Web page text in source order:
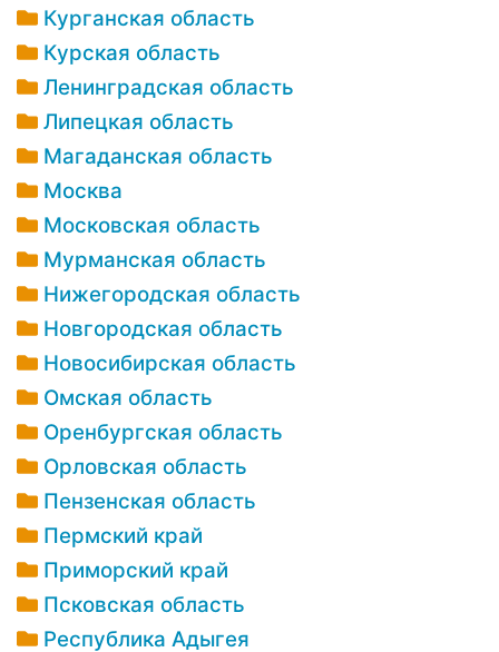
Курганская область
Курская область
Ленинградская область
Липецкая область
Магаданская область
Москва
Московская область
Мурманская область
Нижегородская область
Новгородская область
Новосибирская область
Омская область
Оренбургская область
Орловская область
Пензенская область
Пермский край
Приморский край
Псковская область
Республика Адыгея